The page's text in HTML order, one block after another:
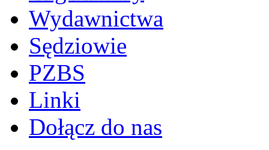
Wydawnictwa
Sędziowie
PZBS
Linki
Dołącz do nas